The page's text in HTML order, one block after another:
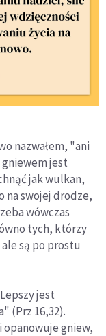
nazwałem, "ani
jest
jak wulkan,
na swojej drodze,
wówczas
tych, którzy
są po prostu
jest
(Prz 16,32).
opanowuje gniew,